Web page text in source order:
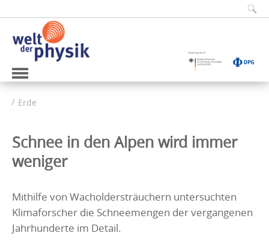
Erde
Schnee in den Alpen wird immer
weniger
Mithilfe von Wacholdersträuchern untersuchten
Klimaforscher die Schneemengen der vergangenen
Jahrhunderte im Detail.